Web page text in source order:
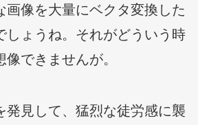
画像を大量にベクタ変換した
しょうね。それがどういう時
できませんが。
発見して、猛烈な徒労感に襲